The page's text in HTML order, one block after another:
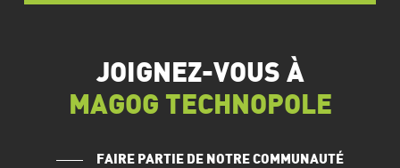
JOIGNEZ-VOUS À
MAGOG TECHNOPOLE
FAIRE PARTIE DE NOTRE COMMUNAUTÉ